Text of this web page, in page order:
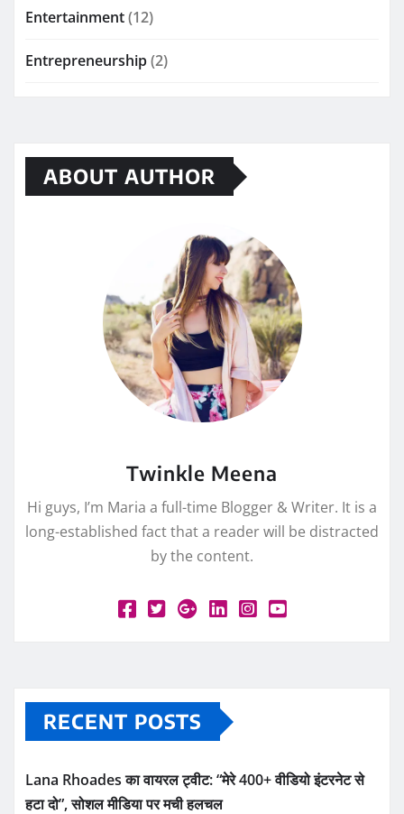
Entertainment(12)
Entrepreneurship(2)
ABOUT AUTHOR
Twinkle Meena
Hi guys, I’m Maria a full-time Blogger & Writer. It is a
long-established fact that a reader will be distracted
by the content.
RECENT POSTS
Lana Rhoades का वायरल ट्वीट: “मेरे 400+ वीडियो इंटरनेट से
हटा दो”, सोशल मीडिया पर मची हलचल